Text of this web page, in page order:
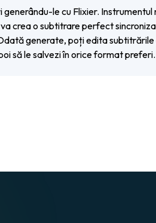
generându-le cu Flixier. Instrumentul
crea o subtitrare perfect
generate, poți edita
să le salvezi în orice format preferi.